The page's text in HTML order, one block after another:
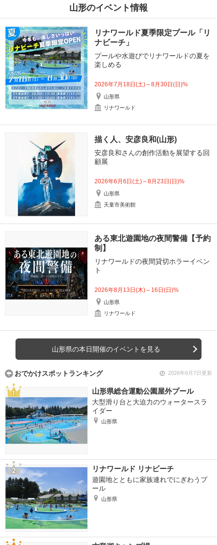
山形のイベント情報
リナワールド夏季限定プール「リ
ナビーチ」
プールや水遊びでリナワールドの夏を
楽しめる
2026年7月18日(土)～8月30日(日)%
山形県
リナワールド
描く人、安彦良和(山形)
安彦良和さんの創作活動を展望する回
顧展
2026年6月6日(土)～8月23日(日)%
山形県
天童市美術館
ある東北遊園地の夜間警備【予約
制】
リナワールドの夜間貸切ホラーイベン
ト
2026年8月13日(木)～16日(日)%
山形県
リナワールド
山形県の本日開催のイベントを見る
おでかけスポットランキング 2026年8月7日更新
山形県総合運動公園屋外プール
大型滑り台と大迫力のウォータースラ
イダー
山形県
リナワールド リナビーチ
遊園地とともに家族連れでにぎわうプ
ール
山形県